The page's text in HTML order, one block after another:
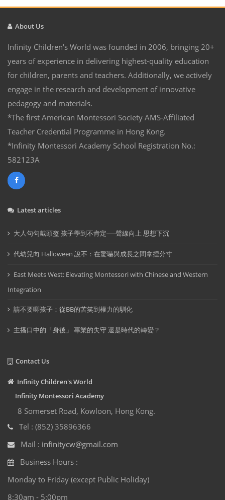
About Us
Infinity Children's World was founded in 2006, bringing 20+
years of experience in delivering highest-quality education
for children, parents and teachers. Additionally, we actively
engage in the research and development of innovative
pedagogy and materials.
*The first American Montessori Society AMS-Affiliated
Teacher Credential Programme in Hong Kong.
*Infinity Montessori Academy School Registration No.:
582123A
Latest articles
大人句句戴頭盔 孩子學到不肯定──聲線向上 思想下沉
代幼兒向 Halloween 說不：在驚嚇與成長之間拿捏分寸
East Meets West: Elevating Montessori with Chinese and Western
Integration
請不要唧孩子：從BB的苦笑到權力的馴化
主播口中的「身後」 專業的失守 還是時代的轉變？
Contact Us
Infinity Children's World
Infinity Montessori Academy
8 Somerset Road, Kowloon, Hong Kong.
Tel : (852) 35896366
Mail : infinitycw@gmail.com
Business Hours :
Monday to Friday (except Public Holiday)
8:30am - 5:00pm